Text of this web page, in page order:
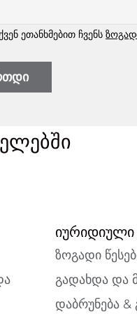
ეთანხმებით ჩვენს
იურიდიული
ზოგადი
გადახდა და
დაბრუნება